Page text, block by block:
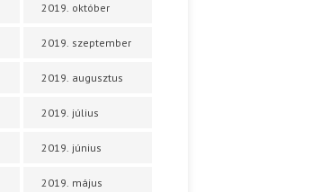
2019. október
2019. szeptember
2019. augusztus
2019. július
2019. június
2019. május